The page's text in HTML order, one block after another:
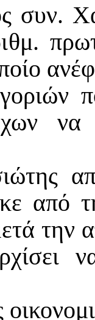
συν.
να
από
την